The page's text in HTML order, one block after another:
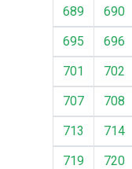
689
690
695
696
701
702
707
708
713
714
719
720